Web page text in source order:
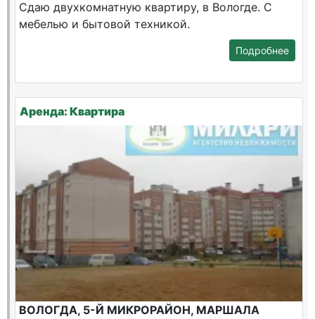
Сдаю двухкомнатную квартиру, в Вологде. С
мебелью и бытовой техникой.
Подробнее
Аренда: Квартира
ВОЛОГДА, 5-Й МИКРОРАЙОН, МАРШАЛА